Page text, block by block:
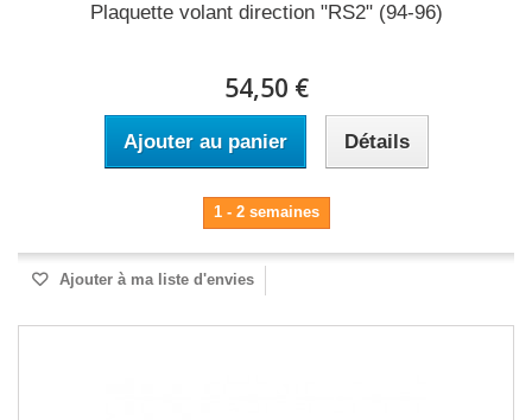
Plaquette volant direction "RS2" (94-96)
54,50 €
Ajouter au panier Détails
1 - 2 semaines
Ajouter à ma liste d'envies